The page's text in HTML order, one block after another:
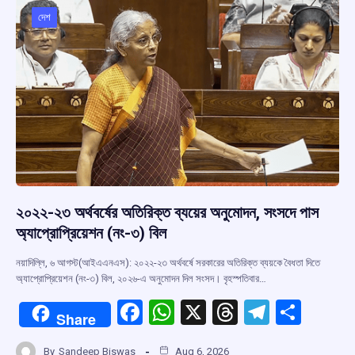
o
k
s
m
দেশ
২০২২-২৩ অর্থবর্ষের অতিরিক্ত ব্যয়ের অনুমোদন, সংসদে পাস
অ্যাপ্রোপ্রিয়েশন (নং-৩) বিল
নয়াদিল্লি, ৬ আগস্ট(আইএএনএস): ২০২২-২৩ অর্থবর্ষে সরকারের অতিরিক্ত ব্যয়কে বৈধতা দিতে
অ্যাপ্রোপ্রিয়েশন (নং-৩) বিল, ২০২৬-এ অনুমোদন দিল সংসদ। বৃহস্পতিবার…
Share
F
W X
T
T
By Sandeep Biswas Aug 6, 2026